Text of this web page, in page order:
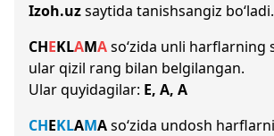
Izoh.uzsaytida tanishsangiz bo‘ladi.
CHEKLAMAso‘zida unli harflarning
ular qizil rang bilan belgilangan.
Ular quyidagilar: E, A, A
CHEKLAMAso‘zida undosh